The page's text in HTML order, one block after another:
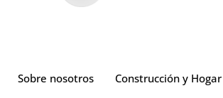
Sobre nosotros Construcción y Hogar